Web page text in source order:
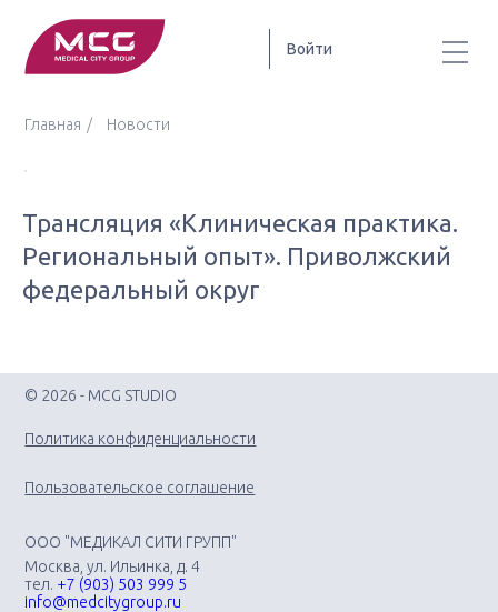
Войти
Главная Новости
Трансляция «Клиническая практика.
Региональный опыт». Приволжский
федеральный округ
© 2026 - MCG STUDIO
Политика конфиденциальности
Пользовательское соглашение
ООО "МЕДИКАЛ СИТИ ГРУПП"
Москва, ул. Ильинка, д. 4
тел. +7 (903) 503 999 5
info@medcitygroup.ru